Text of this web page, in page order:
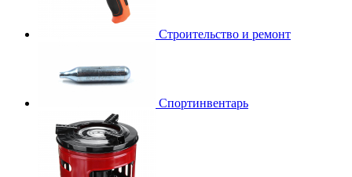
Строительство и ремонт
Спортинвентарь